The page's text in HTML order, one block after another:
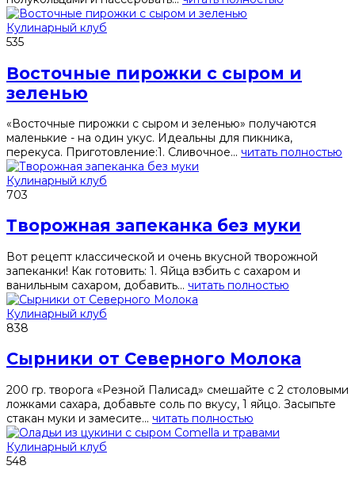
Кулинарный клуб
535
Восточные пирожки с сыром и
зеленью
«Восточные пирожки с сыром и зеленью» получаются
маленькие - на один укус. Идеальны для пикника,
перекуса. Приготовление:1. Сливочное... читать полностью
Кулинарный клуб
703
Творожная запеканка без муки
Вот рецепт классической и очень вкусной творожной
запеканки! Как готовить: 1. Яйца взбить с сахаром и
ванильным сахаром, добавить... читать полностью
Кулинарный клуб
838
Сырники от Северного Молока
200 гр. творога «Резной Палисад» смешайте с 2 столовыми
ложками сахара, добавьте соль по вкусу, 1 яйцо. Засыпьте
стакан муки и замесите... читать полностью
Кулинарный клуб
548